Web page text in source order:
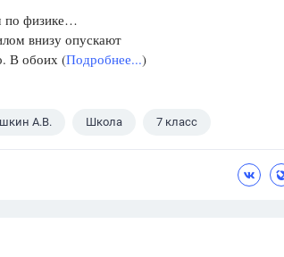
по физике…
внизу опускают
В обоих (Подробнее...)
А.В. Школа 7 класс